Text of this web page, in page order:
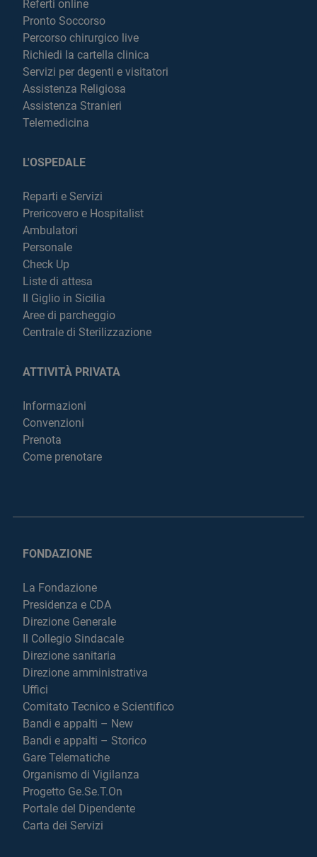
Referti online
Pronto Soccorso
Percorso chirurgico live
Richiedi la cartella clinica
Servizi per degenti e visitatori
Assistenza Religiosa
Assistenza Stranieri
Telemedicina
L'OSPEDALE
Reparti e Servizi
Prericovero e Hospitalist
Ambulatori
Personale
Check Up
Liste di attesa
Il Giglio in Sicilia
Aree di parcheggio
Centrale di Sterilizzazione
ATTIVITÀ PRIVATA
Informazioni
Convenzioni
Prenota
Come prenotare
FONDAZIONE
La Fondazione
Presidenza e CDA
Direzione Generale
Il Collegio Sindacale
Direzione sanitaria
Direzione amministrativa
Uffici
Comitato Tecnico e Scientifico
Bandi e appalti – New
Bandi e appalti – Storico
Gare Telematiche
Organismo di Vigilanza
Progetto Ge.Se.T.On
Portale del Dipendente
Carta dei Servizi